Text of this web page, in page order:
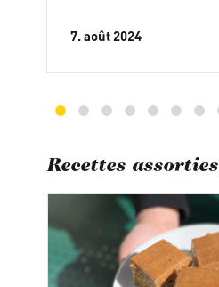
7. août 2024
Recettes assorties